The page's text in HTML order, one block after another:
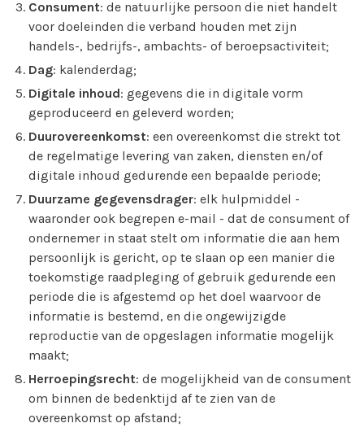
Consument: de natuurlijke persoon die niet handelt
voor doeleinden die verband houden met zijn
handels-, bedrijfs-, ambachts- of beroepsactiviteit;
Dag: kalenderdag;
Digitale inhoud: gegevens die in digitale vorm
geproduceerd en geleverd worden;
Duurovereenkomst: een overeenkomst die strekt tot
de regelmatige levering van zaken, diensten en/of
digitale inhoud gedurende een bepaalde periode;
Duurzame gegevensdrager: elk hulpmiddel -
waaronder ook begrepen e-mail - dat de consument of
ondernemer in staat stelt om informatie die aan hem
persoonlijk is gericht, op te slaan op een manier die
toekomstige raadpleging of gebruik gedurende een
periode die is afgestemd op het doel waarvoor de
informatie is bestemd, en die ongewijzigde
reproductie van de opgeslagen informatie mogelijk
maakt;
Herroepingsrecht: de mogelijkheid van de consument
om binnen de bedenktijd af te zien van de
overeenkomst op afstand;